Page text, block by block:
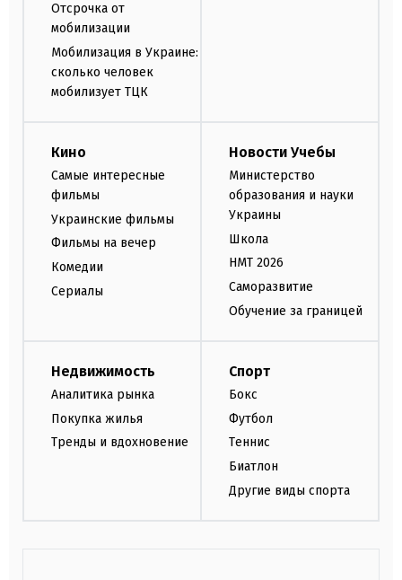
Отсрочка от
мобилизации
Мобилизация в Украине:
сколько человек
мобилизует ТЦК
Кино
Самые интересные
фильмы
Украинские фильмы
Фильмы на вечер
Комедии
Сериалы
Новости Учебы
Министерство
образования и науки
Украины
Школа
НМТ 2026
Саморазвитие
Обучение за границей
Недвижимость
Аналитика рынка
Покупка жилья
Тренды и вдохновение
Спорт
Бокс
Футбол
Теннис
Биатлон
Другие виды спорта